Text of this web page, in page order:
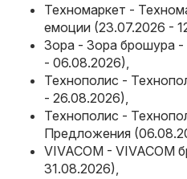
Техномаркет -
емоции (23.07.2026 -
Зора - Зора брошура
- 06.08.2026)
Технополис -
- 26.08.2026)
Технополис -
Предложения
VIVACOM - VIVACOM
31.08.2026)